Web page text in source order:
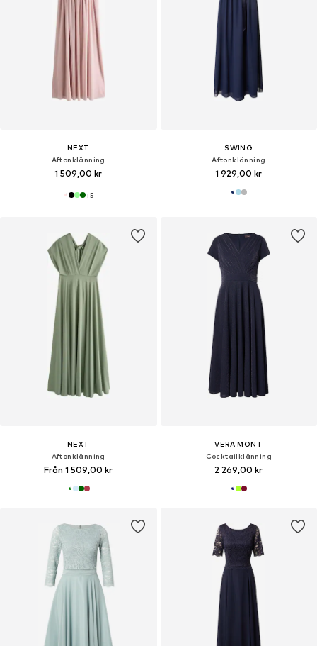
NEXT
Aftonklänning
1 509,00 kr
+5
SWING
Aftonklänning
1 929,00 kr
NEXT
Aftonklänning
Från 1 509,00 kr
VERA MONT
Cocktailklänning
2 269,00 kr